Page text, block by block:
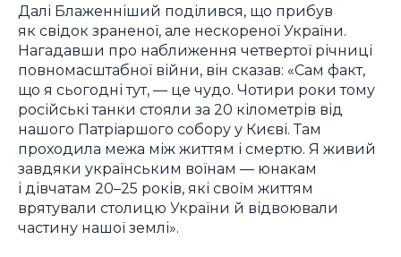
Далі Блаженніший поділився, що прибув
як свідок зраненої, але нескореної України.
Нагадавши про наближення четвертої річниці
повномасштабної війни, він сказав: «Сам факт,
що я сьогодні тут, — це чудо. Чотири роки тому
російські танки стояли за 20 кілометрів від
нашого Патріаршого собору у Києві. Там
проходила межа між життям і смертю. Я живий
завдяки українським воїнам — юнакам
і дівчатам 20–25 років, які своїм життям
врятували столицю України й відвоювали
частину нашої землі».